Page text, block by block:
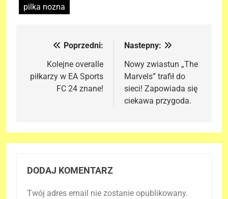
pilka nozna
Nawigacja
wpisu
Poprzedni:
Kolejne overalle
piłkarzy w EA Sports
FC 24 znane!
Nastepny:
Nowy zwiastun „The
Marvels” trafił do
sieci! Zapowiada się
ciekawa przygoda.
DODAJ KOMENTARZ
Twój adres email nie zostanie opublikowany.